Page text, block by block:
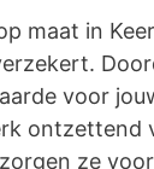
maat in
voor
ontzettend
ze